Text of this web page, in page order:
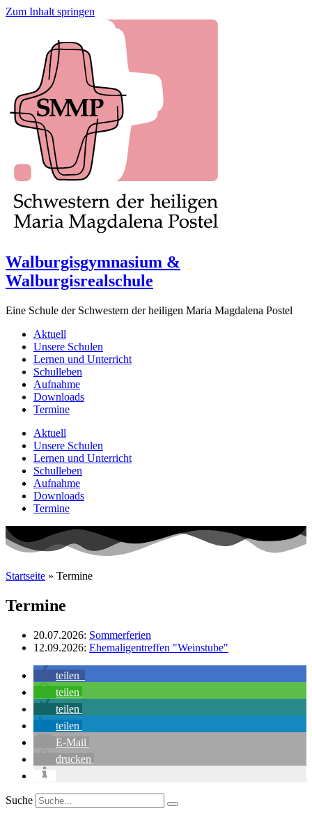
Zum Inhalt springen
Walburgisgymnasium &
Walburgisrealschule
Eine Schule der Schwestern der heiligen Maria Magdalena Postel
Aktuell
Unsere Schulen
Lernen und Unterricht
Schulleben
Aufnahme
Downloads
Termine
Aktuell
Unsere Schulen
Lernen und Unterricht
Schulleben
Aufnahme
Downloads
Termine
Startseite » Termine
Termine
20.07.2026: Sommerferien
12.09.2026: Ehemaligentreffen "Weinstube"
teilen
teilen
teilen
teilen
E-Mail
drucken
Suche